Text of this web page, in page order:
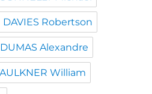
DAVIES Robertson
DUMAS Alexandre
William